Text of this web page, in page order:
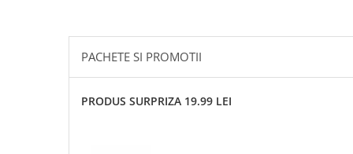
PACHETE SI PROMOTII
PRODUS SURPRIZA 19.99 LEI